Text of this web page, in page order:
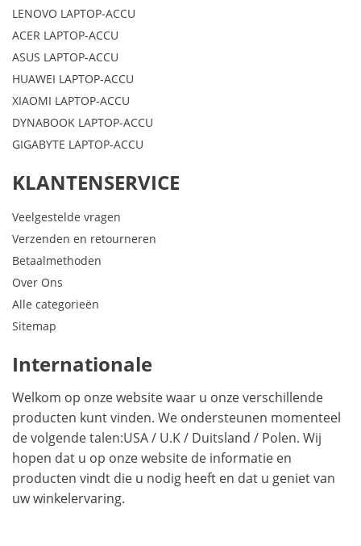
LENOVO LAPTOP-ACCU
ACER LAPTOP-ACCU
ASUS LAPTOP-ACCU
HUAWEI LAPTOP-ACCU
XIAOMI LAPTOP-ACCU
DYNABOOK LAPTOP-ACCU
GIGABYTE LAPTOP-ACCU
KLANTENSERVICE
Veelgestelde vragen
Verzenden en retourneren
Betaalmethoden
Over Ons
Alle categorieën
Sitemap
Internationale
Welkom op onze website waar u onze verschillende
producten kunt vinden. We ondersteunen momenteel
de volgende talen:USA/ U.K/ Duitsland / Polen. Wij
hopen dat u op onze website de informatie en
producten vindt die u nodig heeft en dat u geniet van
uw winkelervaring.